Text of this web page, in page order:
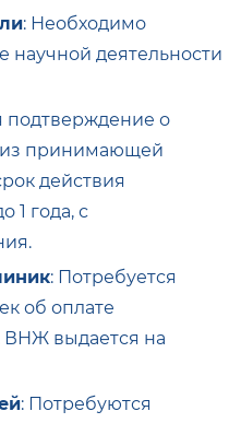
: Необходимо
научной деятельности
подтверждение о
из принимающей
действия
1 года, с
: Потребуется
об оплате
ВНЖ выдается на
: Потребуются